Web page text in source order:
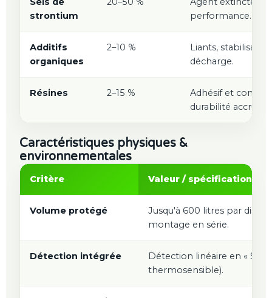
strontium
performance.
Additifs
organiques
2–10 %
Liants,
décharge.
Résines 2–15 %
Adhésif et
durabilité accrue.
Caractéristiques physiques &
environnementales
Critère Valeur / spécification
Volume protégé
Jusqu'à 600 litres par
montage en série.
Détection intégrée
Détection linéaire en « S »
thermosensible).